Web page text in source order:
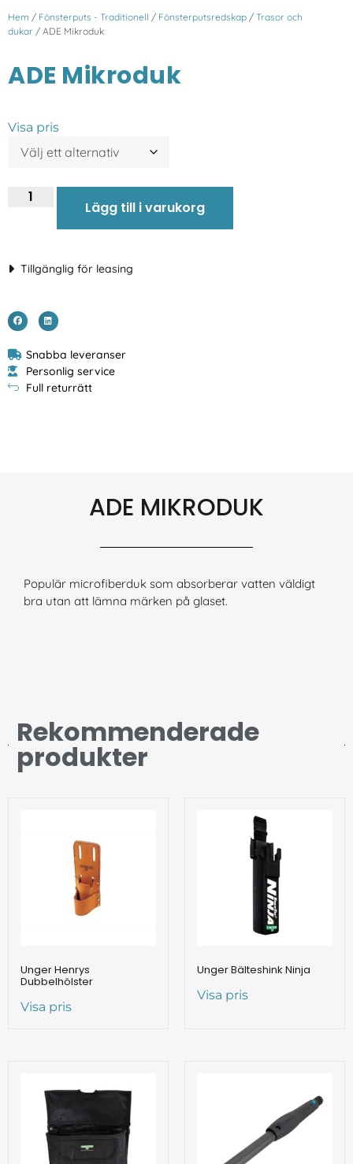
Hem / Fönsterputs - Traditionell / Fönsterputsredskap / Trasor och
dukar / ADE Mikroduk
ADE Mikroduk
Visa pris
Lägg till i varukorg
Tillgänglig för leasing
Snabba leveranser
Personlig service
Full returrätt
ADE MIKRODUK
Populär microfiberduk som absorberar vatten väldigt
bra utan att lämna märken på glaset.
Rekommenderade
produkter
Unger Henrys
Dubbelhölster
Visa pris
Unger Bälteshink Ninja
Visa pris